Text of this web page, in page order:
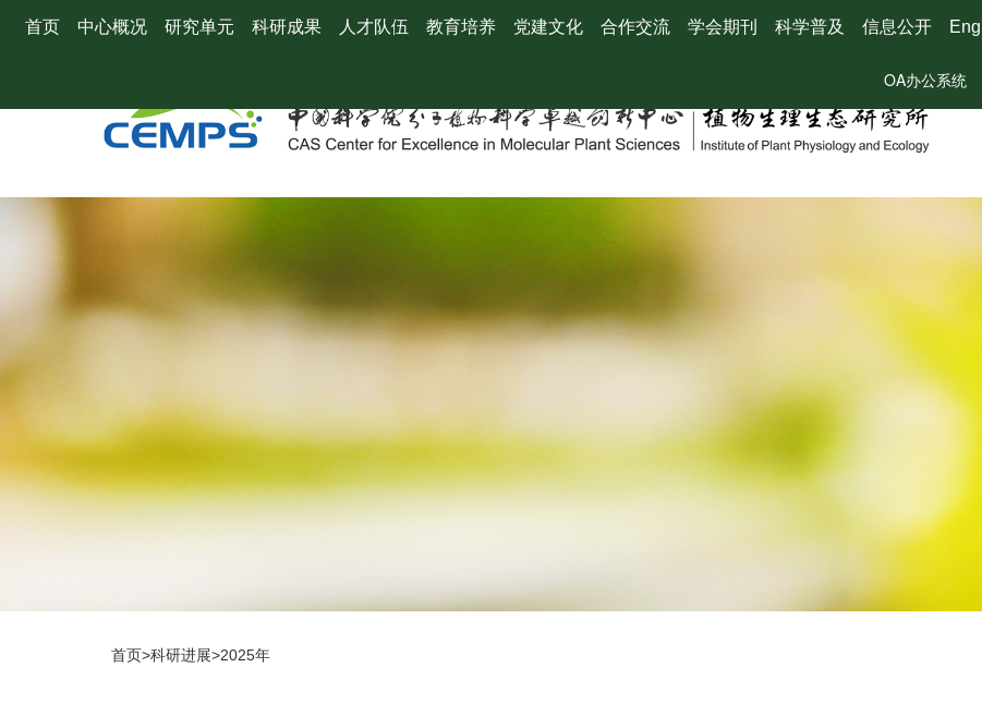
首页 中心概况 研究单元 科研成果 人才队伍 教育培养 党建文化 合作交流 学会期刊 科学普及 信息公开
OA办公系统
首页>科研进展>2025年